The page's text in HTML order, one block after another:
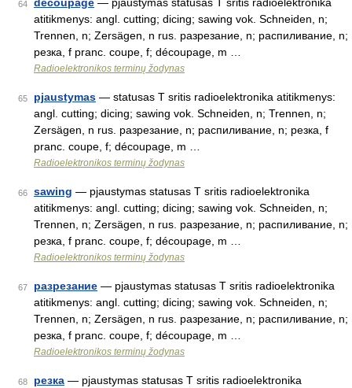
64
atitikmenys: angl. cutting; dicing; sawing vok. Schneiden, n;
Trennen, n; Zersägen, n rus. разрезание, n; распиливание, n;
резка, f pranc. coupe, f; découpage, m …
Radioelektronikos terminų žodynas
65 pjaustymas — statusas T sritis radioelektronika atitikmenys:
angl. cutting; dicing; sawing vok. Schneiden, n; Trennen, n;
Zersägen, n rus. разрезание, n; распиливание, n; резка, f
pranc. coupe, f; découpage, m …
Radioelektronikos terminų žodynas
66 sawing — pjaustymas statusas T sritis radioelektronika
atitikmenys: angl. cutting; dicing; sawing vok. Schneiden, n;
Trennen, n; Zersägen, n rus. разрезание, n; распиливание, n;
резка, f pranc. coupe, f; découpage, m …
Radioelektronikos terminų žodynas
67 разрезание — pjaustymas statusas T sritis radioelektronika
atitikmenys: angl. cutting; dicing; sawing vok. Schneiden, n;
Trennen, n; Zersägen, n rus. разрезание, n; распиливание, n;
резка, f pranc. coupe, f; découpage, m …
Radioelektronikos terminų žodynas
68 резка — pjaustymas statusas T sritis radioelektronika